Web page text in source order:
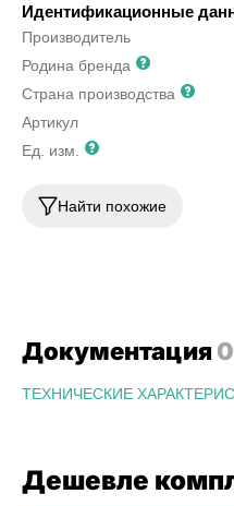
Идентификационные
Производитель
Родина бренда
Страна производства
Артикул
Ед. изм.
Найти похожие
Документация
ТЕХНИЧЕСКИЕ
Дешевле